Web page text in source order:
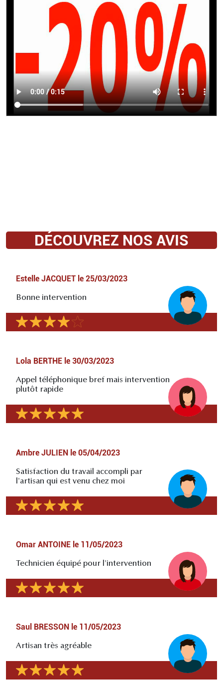
DÉCOUVREZ NOS AVIS
Estelle JACQUET le 25/03/2023
Bonne intervention
Lola BERTHE le 30/03/2023
Appel téléphonique bref mais intervention
plutôt rapide
Ambre JULIEN le 05/04/2023
Satisfaction du travail accompli par
l'artisan qui est venu chez moi
Omar ANTOINE le 11/05/2023
Technicien équipé pour l'intervention
Saul BRESSON le 11/05/2023
Artisan très agréable